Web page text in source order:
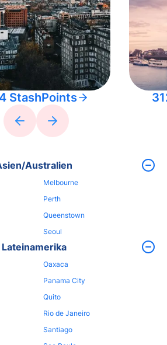
StashPoints
Australien
Melbourne
Perth
Queenstown
Seoul
Lateinamerika
Oaxaca
Panama City
Quito
Rio de Janeiro
Santiago